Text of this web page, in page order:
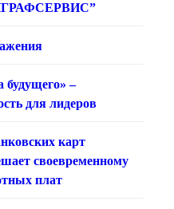
будущего» –
для лидеров
карт
своевременному
плат